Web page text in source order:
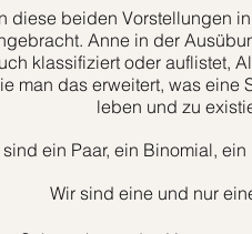
diese beiden Vorstellungen
Anne in der
klassifiziert oder auflistet,
man das erweitert, was eine
leben und zu
ein Paar, ein Binomial, ein
Wir sind eine und nur